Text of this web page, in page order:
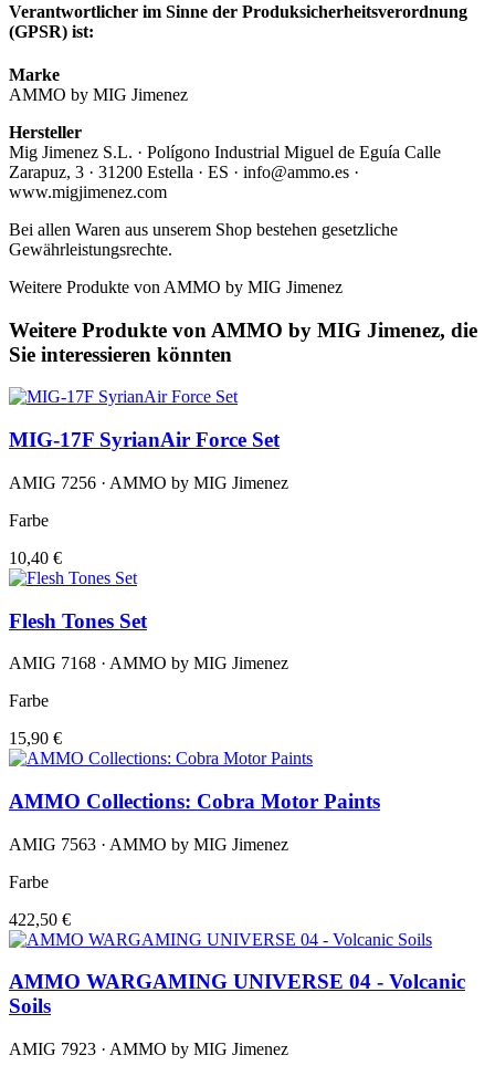
Verantwortlicher im Sinne der Produksicherheitsverordnung
(GPSR) ist:
Marke
AMMO by MIG Jimenez
Hersteller
Mig Jimenez S.L. · Polígono Industrial Miguel de Eguía Calle
Zarapuz, 3 · 31200 Estella · ES · info@ammo.es ·
www.migjimenez.com
Bei allen Waren aus unserem Shop bestehen gesetzliche
Gewährleistungsrechte.
Weitere Produkte von AMMO by MIG Jimenez
Weitere Produkte von AMMO by MIG Jimenez, die
Sie interessieren könnten
MIG-17F SyrianAir Force Set
AMIG 7256 · AMMO by MIG Jimenez
Farbe
10,40 €
Flesh Tones Set
AMIG 7168 · AMMO by MIG Jimenez
Farbe
15,90 €
AMMO Collections: Cobra Motor Paints
AMIG 7563 · AMMO by MIG Jimenez
Farbe
422,50 €
AMMO WARGAMING UNIVERSE 04 - Volcanic
Soils
AMIG 7923 · AMMO by MIG Jimenez